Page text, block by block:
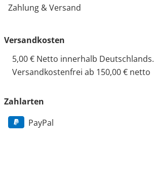
Zahlung & Versand
Versandkosten
5,00 € Netto innerhalb Deutschlands.
Versandkostenfrei ab 150,00 € netto
Zahlarten
PayPal